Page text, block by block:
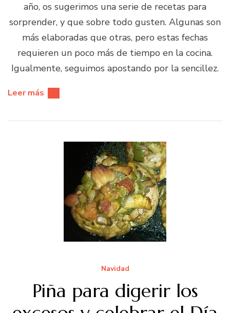
año, os sugerimos una serie de recetas para
sorprender, y que sobre todo gusten. Algunas son
más elaboradas que otras, pero estas fechas
requieren un poco más de tiempo en la cocina.
Igualmente, seguimos apostando por la sencillez.
Leer más
Navidad
Piña para digerir los